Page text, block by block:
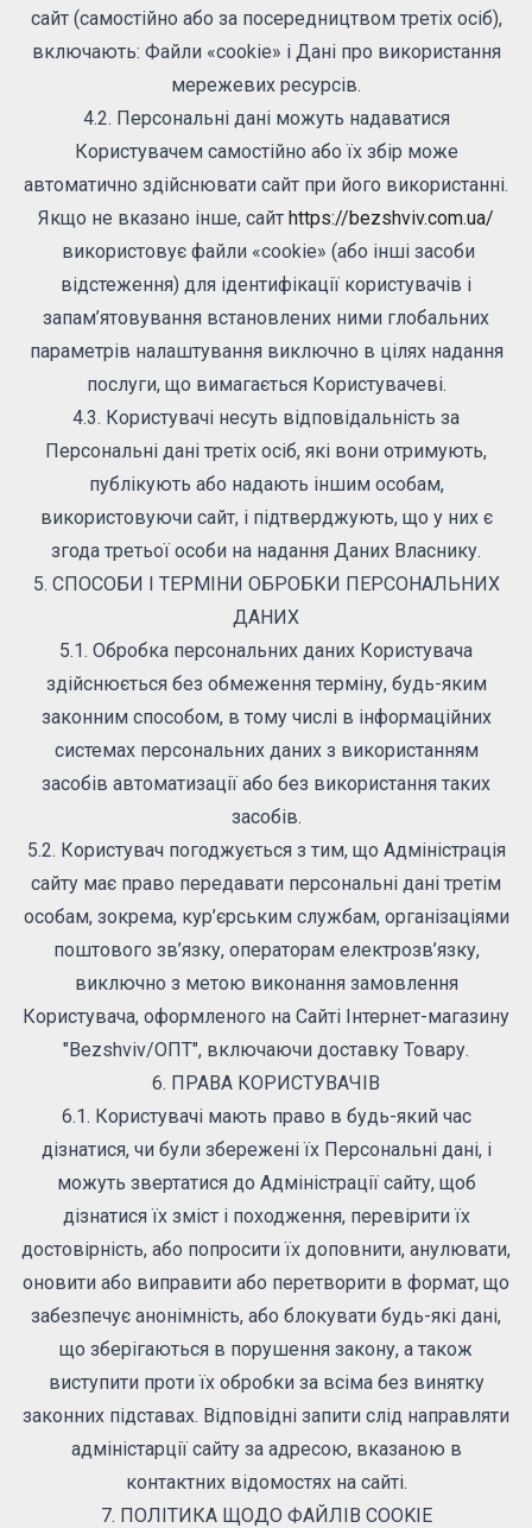
сайт (самостійно або за посередництвом третіх осіб),
включають: Файли «cookie» і Дані про використання
мережевих ресурсів.
4.2. Персональні дані можуть надаватися
Користувачем самостійно або їх збір може
автоматично здійснювати сайт при його використанні.
Якщо не вказано інше, сайт https://bezshviv.com.ua/
використовує файли «cookie» (або інші засоби
відстеження) для ідентифікації користувачів і
запам’ятовування встановлених ними глобальних
параметрів налаштування виключно в цілях надання
послуги, що вимагається Користувачеві.
4.3. Користувачі несуть відповідальність за
Персональні дані третіх осіб, які вони отримують,
публікують або надають іншим особам,
використовуючи сайт, і підтверджують, що у них є
згода третьої особи на надання Даних Власнику.
5. СПОСОБИ І ТЕРМІНИ ОБРОБКИ ПЕРСОНАЛЬНИХ
ДАНИХ
5.1. Обробка персональних даних Користувача
здійснюється без обмеження терміну, будь-яким
законним способом, в тому числі в інформаційних
системах персональних даних з використанням
засобів автоматизації або без використання таких
засобів.
5.2. Користувач погоджується з тим, що Адміністрація
сайту має право передавати персональні дані третім
особам, зокрема, кур’єрським службам, організаціями
поштового зв’язку, операторам електрозв’язку,
виключно з метою виконання замовлення
Користувача, оформленого на Сайті Інтернет-магазину
"Bezshviv/ОПТ", включаючи доставку Товару.
6. ПРАВА КОРИСТУВАЧІВ
6.1. Користувачі мають право в будь-який час
дізнатися, чи були збережені їх Персональні дані, і
можуть звертатися до Адміністрації сайту, щоб
дізнатися їх зміст і походження, перевірити їх
достовірність, або попросити їх доповнити, анулювати,
оновити або виправити або перетворити в формат, що
забезпечує анонімність, або блокувати будь-які дані,
що зберігаються в порушення закону, а також
виступити проти їх обробки за всіма без винятку
законних підставах. Відповідні запити слід направляти
адміністарції сайту за адресою, вказаною в
контактних відомостях на сайті.
7. ПОЛІТИКА ЩОДО ФАЙЛІВ COOKIE